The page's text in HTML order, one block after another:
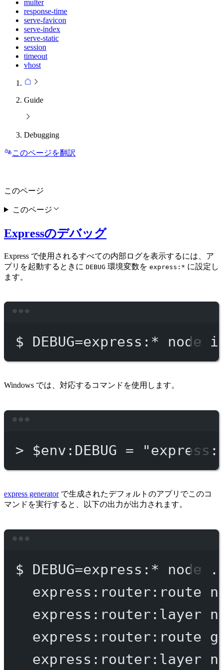
multer
response-time
serve-favicon
serve-index
serve-static
session
timeout
vhost
Guide
Debugging
このページを翻訳
Expressのデバッグ
Express で使用されるすべての内部ログを表示するには、ア
プリを起動するときに DEBUG 環境変数を express:* に設定し
ます。
$ DEBUG=express: * node
Windows では、対応するコマンドを使用します。
> $env:DEBUG =
express generatorで生成されたデフォルトのアプリでこのコ
マンドを実行すると、以下の出力が出力されます。
$ DEBUG=express: * node
express:router:route
express:router:layer
express:router:route
express:router:layer
このページ
このページ